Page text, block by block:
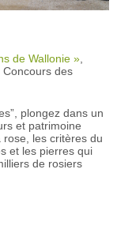
de Wallonie »
des
plongez dans un
et patrimoine
rose, les critères du
et les pierres qui
de rosiers